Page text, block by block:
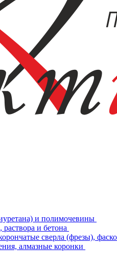
и полимочевины
и бетона
сверла (фрезы),
алмазные коронки